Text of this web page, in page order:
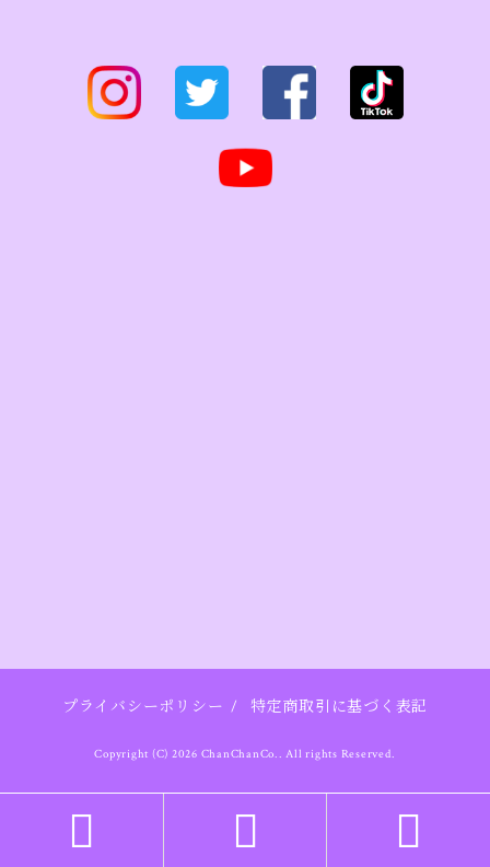
プライバシーポリシー / 特定商取引に基づく表記
Copyright (C) 2026 ChanChanCo.. All rights Reserved.
  